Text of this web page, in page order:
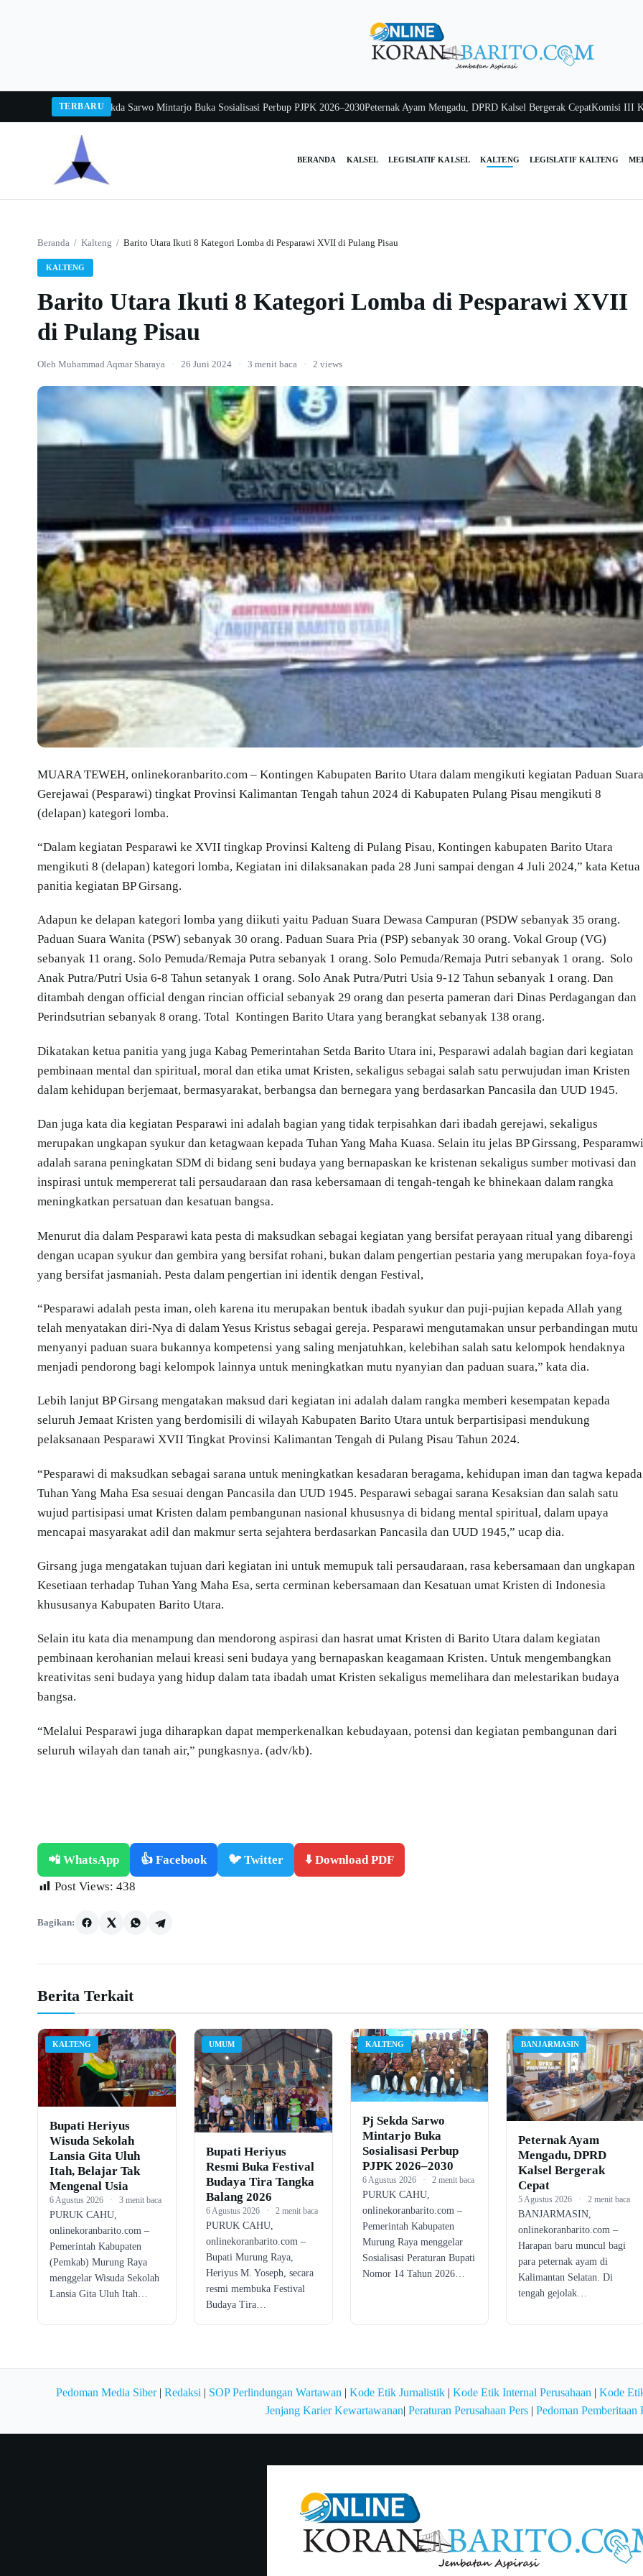
TERBARU
Pj Sekda Sarwo Mintarjo Buka Sosialisasi Perbup PJPK 2026–2030Peternak Ayam Mengadu, DPRD Kalsel Bergerak CepatKomisi III Kalsel
BERANDA KALSEL LEGISLATIF KALSEL KALTENG LEGISLATIF KALTENG
Beranda / Kalteng / Barito Utara Ikuti 8 Kategori Lomba di Pesparawi XVII di Pulang Pisau
KALTENG
Barito Utara Ikuti 8 Kategori Lomba di Pesparawi XVII
di Pulang Pisau
Oleh Muhammad Aqmar Sharaya · 26 Juni 2024 · 3 menit baca · 2 views
MUARA TEWEH, onlinekoranbarito.com – Kontingen Kabupaten Barito Utara dalam mengikuti kegiatan Paduan Suara
Gerejawai (Pesparawi) tingkat Provinsi Kalimantan Tengah tahun 2024 di Kabupaten Pulang Pisau mengikuti 8
(delapan) kategori lomba.
“Dalam kegiatan Pesparawi ke XVII tingkap Provinsi Kalteng di Pulang Pisau, Kontingen kabupaten Barito Utara
mengikuti 8 (delapan) kategori lomba, Kegiatan ini dilaksanakan pada 28 Juni sampai dengan 4 Juli 2024,” kata Ketua
panitia kegiatan BP Girsang.
Adapun ke delapan kategori lomba yang diikuti yaitu Paduan Suara Dewasa Campuran (PSDW sebanyak 35 orang.
Paduan Suara Wanita (PSW) sebanyak 30 orang. Paduan Suara Pria (PSP) sebanyak 30 orang. Vokal Group (VG)
sebanyak 11 orang. Solo Pemuda/Remaja Putra sebanyak 1 orang. Solo Pemuda/Remaja Putri sebanyak 1 orang. Solo
Anak Putra/Putri Usia 6-8 Tahun setanyak 1 orang. Solo Anak Putra/Putri Usia 9-12 Tahun sebanyak 1 orang. Dan
ditambah dengan official dengan rincian official sebanyak 29 orang dan peserta pameran dari Dinas Perdagangan dan
Perindsutrian sebanyak 8 orang. Total Kontingen Barito Utara yang berangkat sebanyak 138 orang.
Dikatakan ketua panitia yang juga Kabag Pemerintahan Setda Barito Utara ini, Pesparawi adalah bagian dari kegiatan
pembinaan mental dan spiritual, moral dan etika umat Kristen, sekaligus sebagai salah satu perwujudan iman Kristen
dalam kehidupan berjemaat, bermasyarakat, berbangsa dan bernegara yang berdasarkan Pancasila dan UUD 1945.
Dan juga kata dia kegiatan Pesparawi ini adalah bagian yang tidak terpisahkan dari ibadah gerejawi, sekaligus
merupakan ungkapan syukur dan ketagwaan kepada Tuhan Yang Maha Kuasa. Selain itu jelas BP Girssang, Pesparamwi
adalah sarana peningkatan SDM di bidang seni budaya yang bernapaskan ke kristenan sekaligus sumber motivasi dan
inspirasi untuk mempererat tali persaudaraan dan rasa kebersamaan di tengah-tengah ke bhinekaan dalam rangka
meningkatkan persatuan dan kesatuan bangsa.
Menurut dia dalam Pesparawi kata pesta di maksudkan sebagai kegiatan yang bersifat perayaan ritual yang dibarengi
dengan ucapan syukur dan gembira yang bersifat rohani, bukan dalam pengertian pestaria yang merupakan foya-foya
yang bersifat jasmaniah. Pesta dalam pengertian ini identik dengan Festival,
“Pesparawi adalah pesta iman, oleh karena itu merupakan bentuk ibadah syukur dan puji-pujian kepada Allah yang
telah menyatakan diri-Nya di dalam Yesus Kristus sebagai gereja. Pesparawi mengutamakan unsur perbandingan mutu
menyanyi paduan suara bukannya kompetensi yang saling menjatuhkan, kelebihan salah satu kelompok hendaknya
menjadi pendorong bagi kelompok lainnya untuk meningkatkan mutu nyanyian dan paduan suara,” kata dia.
Lebih lanjut BP Girsang mengatakan maksud dari kegiatan ini adalah dalam rangka memberi kesempatan kepada
seluruh Jemaat Kristen yang berdomisili di wilayah Kabupaten Barito Utara untuk berpartisipasi mendukung
pelaksanaan Pesparawi XVII Tingkat Provinsi Kalimantan Tengah di Pulang Pisau Tahun 2024.
“Pesparawi di maksudkan sebagai sarana untuk meningkatkan kesadaran beragama, kehidupan iman dan tagwa kepada
Tuhan Yang Maha Esa sesuai dengan Pancasila dan UUD 1945. Pesparawi sebagai sarana Kesaksian dan salah satu
wujud partisipasi umat Kristen dalam pembangunan nasional khususnya di bidang mental spiritual, dalam upaya
mencapai masyarakat adil dan makmur serta sejahtera berdasarkan Pancasila dan UUD 1945,” ucap dia.
Girsang juga mengatakan tujuan dari kegiatan ini untuk memupuk tali persaudaraan, rasa kebersamaan dan ungkapan
Kesetiaan terhadap Tuhan Yang Maha Esa, serta cerminan kebersamaan dan Kesatuan umat Kristen di Indonesia
khususanya Kabupaten Barito Utara.
Selain itu kata dia menampung dan mendorong aspirasi dan hasrat umat Kristen di Barito Utara dalam kegiatan
pembinaan kerohanian melaui kreasi seni budaya yang bernapaskan keagamaan Kristen. Untuk mengembangkan
kreativitas seni budaya yang hidup dalam tata ibadah umat Kristen sekaligus memelihara dan melestarikan budaya
bangsa.
“Melalui Pesparawi juga diharapkan dapat memperkenalkan kebudayaan, potensi dan kegiatan pembangunan dari
seluruh wilayah dan tanah air,” pungkasnya. (adv/kb).
📲 WhatsApp 👍 Facebook 🐦 Twitter
⬇️ Download PDF
Post Views: 438
Bagikan:
Berita Terkait
KALTENG
Bupati Heriyus
Wisuda Sekolah
Lansia Gita Uluh
Itah, Belajar Tak
Mengenal Usia
6 Agustus 2026 · 3 menit baca
PURUK CAHU,
onlinekoranbarito.com –
Pemerintah Kabupaten
(Pemkab) Murung Raya
menggelar Wisuda Sekolah
Lansia Gita Uluh Itah…
UMUM
Bupati Heriyus
Resmi Buka Festival
Budaya Tira Tangka
Balang 2026
6 Agustus 2026 · 2 menit baca
PURUK CAHU,
onlinekoranbarito.com –
Bupati Murung Raya,
Heriyus M. Yoseph, secara
resmi membuka Festival
Budaya Tira…
KALTENG
Pj Sekda Sarwo
Mintarjo Buka
Sosialisasi Perbup
PJPK 2026–2030
6 Agustus 2026 · 2 menit baca
PURUK CAHU,
onlinekoranbarito.com –
Pemerintah Kabupaten
Murung Raya menggelar
Sosialisasi Peraturan Bupati
Nomor 14 Tahun 2026…
BANJARMASIN
Peternak Ayam
Mengadu, DPRD
Kalsel Bergerak
Cepat
5 Agustus 2026 · 2 menit baca
BANJARMASIN,
onlinekoranbarito.com –
Harapan baru muncul bagi
para peternak ayam di
Kalimantan Selatan. Di
tengah gejolak…
Pedoman Media Siber| Redaksi | SOP Perlindungan Wartawan | Kode Etik Jurnalistik | Kode Etik Internal Perusahaan | Kode
Jenjang Karier Kewartawanan| Peraturan Perusahaan Pers| Pedoman Pemberitaan